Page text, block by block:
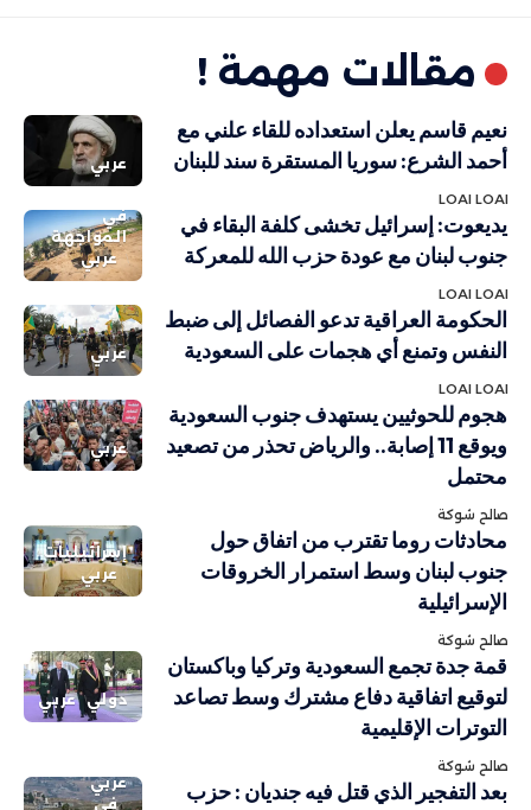
مقالات مهمة !
عربي
نعيم قاسم يعلن استعداده للقاء علني مع
أحمد الشرع: سوريا المستقرة سند للبنان
LOAI LOAI
في
المواجهة
عربي
يديعوت: إسرائيل تخشى كلفة البقاء في
جنوب لبنان مع عودة حزب الله للمعركة
LOAI LOAI
عربي
الحكومة العراقية تدعو الفصائل إلى ضبط
النفس وتمنع أي هجمات على السعودية
LOAI LOAI
عربي
هجوم للحوثيين يستهدف جنوب السعودية
ويوقع 11 إصابة.. والرياض تحذر من تصعيد
محتمل
صالح شوكة
إسرائيليات
عربي
محادثات روما تقترب من اتفاق حول
جنوب لبنان وسط استمرار الخروقات
الإسرائيلية
صالح شوكة
دولي عربي
قمة جدة تجمع السعودية وتركيا وباكستان
لتوقيع اتفاقية دفاع مشترك وسط تصاعد
التوترات الإقليمية
صالح شوكة
عربي
في
بعد التفجير الذي قتل فيه جنديان : حزب